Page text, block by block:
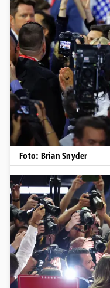
Foto: Brian Snyder